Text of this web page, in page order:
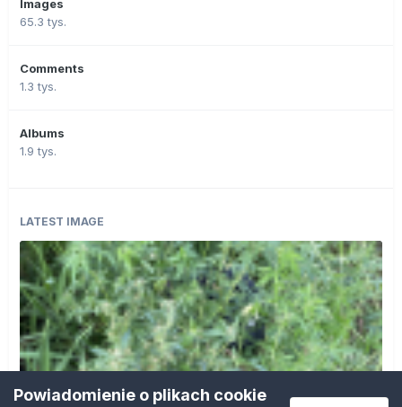
Images
65.3 tys.
Comments
1.3 tys.
Albums
1.9 tys.
LATEST IMAGE
Powiadomienie o plikach cookie